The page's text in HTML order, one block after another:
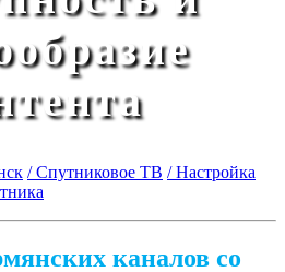
/ Спутниковое ТВ / Настройка
каналов со